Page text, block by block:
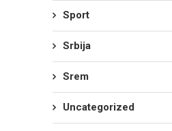
Sport
Srbija
Srem
Uncategorized